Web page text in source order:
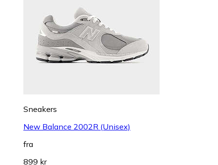
Sneakers
New Balance 2002R (Unisex)
fra
899 kr